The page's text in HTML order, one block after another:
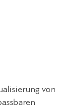
von